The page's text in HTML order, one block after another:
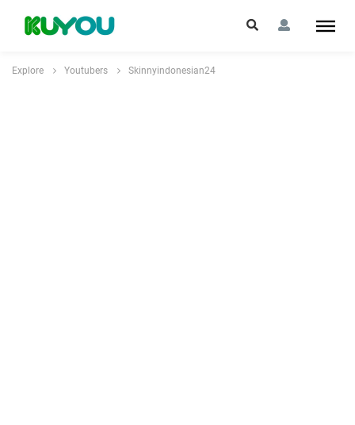
Explore Youtubers Skinnyindonesian24